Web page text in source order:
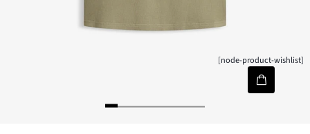
[node-product-wishlist]